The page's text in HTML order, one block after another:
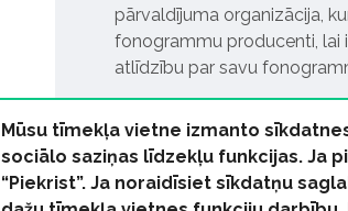
pārvaldījuma organizācija,
fonogrammu producenti, lai
atlīdzību par savu
Mūsu tīmekļa vietne izmanto
sociālo saziņas līdzekļu funkcijas. Ja
“Piekrist”. Ja noraidīsiet sīkdatņu